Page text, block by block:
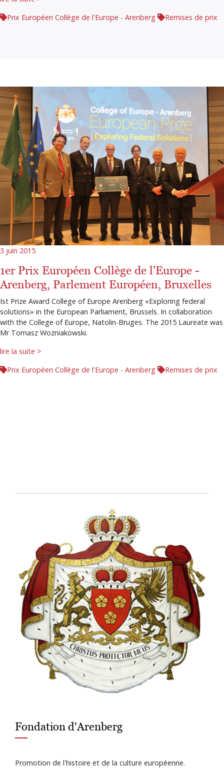
Prix Européen Collège de l'Europe - Arenberg
Remises de prix
3 juin 2015
1er Prix Européen Collège de l'Europe -
Arenberg, Parlement Européen, Bruxelles
Ist Prize Award College of Europe Arenberg «Exploring federal
solutions» in the European Parliament, Brussels. In collaboration
with the College of Europe, Natolin-Bruges. The 2015 Laureate was
Mr Tomasz Wozniakowski.
lire la suite >
Prix Européen Collège de l'Europe - Arenberg
Remises de prix
Fondation d'Arenberg
Promotion de l'histoire et de la culture européenne.